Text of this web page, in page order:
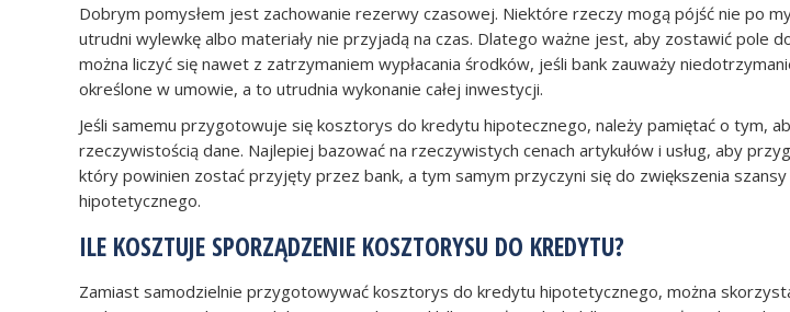
Dobrym pomysłem jest zachowanie rezerwy czasowej. Niektóre rzeczy mogą pójść nie po
utrudni wylewkę albo materiały nie przyjadą na czas. Dlatego ważne jest, aby zostawić pole
można liczyć się nawet z zatrzymaniem wypłacania środków, jeśli bank zauważy
określone w umowie, a to utrudnia wykonanie całej inwestycji.
Jeśli samemu przygotowuje się kosztorys do kredytu hipotecznego, należy pamiętać o tym,
rzeczywistością dane. Najlepiej bazować na rzeczywistych cenach artykułów i usług, aby
który powinien zostać przyjęty przez bank, a tym samym przyczyni się do zwiększenia
hipotetycznego.
ILE KOSZTUJE SPORZĄDZENIE KOSZTORYSU DO KREDYTU?
Zamiast samodzielnie przygotowywać kosztorys do kredytu hipotetycznego, można